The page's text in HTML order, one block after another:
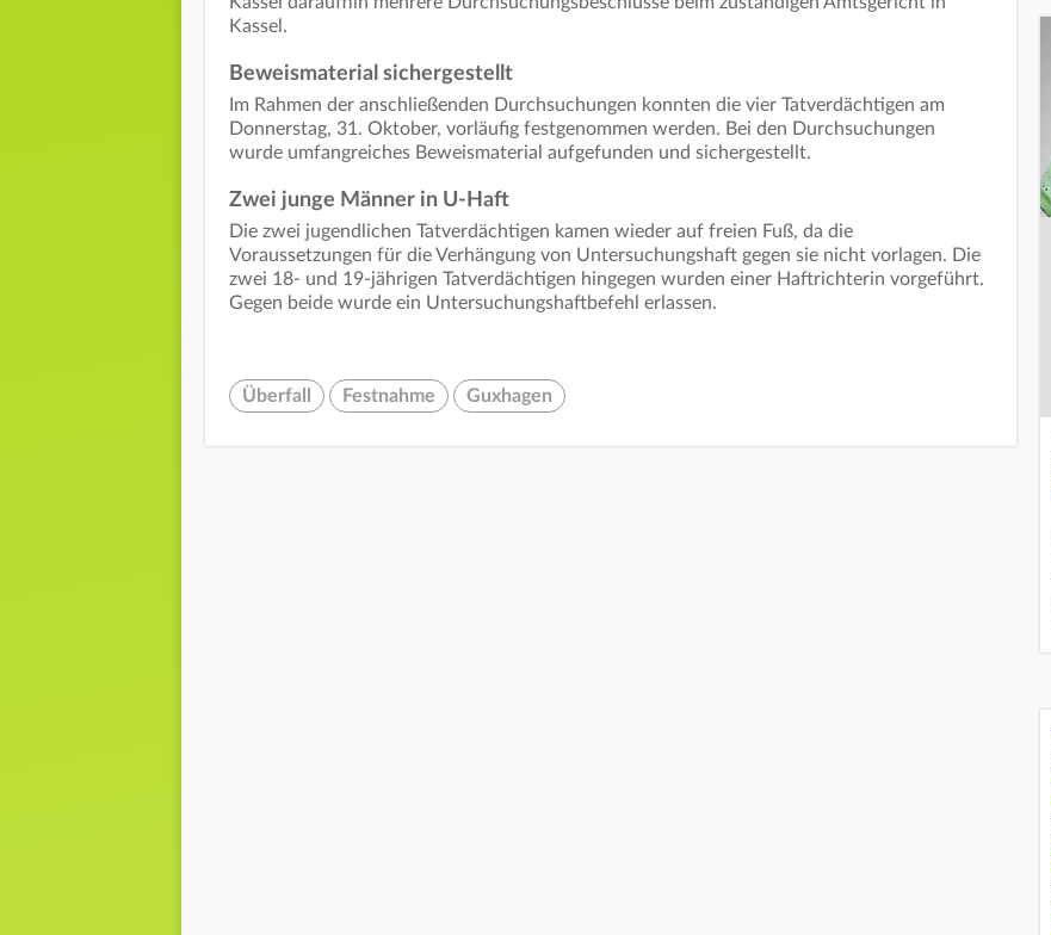
Kassel.
Beweismaterial sichergestellt
Im Rahmen der anschließenden Durchsuchungen konnten die vier Tatverdächtigen am
Donnerstag, 31. Oktober, vorläufig festgenommen werden. Bei den Durchsuchungen
wurde umfangreiches Beweismaterial aufgefunden und sichergestellt.
Zwei junge Männer in U-Haft
Die zwei jugendlichen Tatverdächtigen kamen wieder auf freien Fuß, da die
Voraussetzungen für die Verhängung von Untersuchungshaft gegen sie nicht vorlagen. Die
zwei 18- und 19-jährigen Tatverdächtigen hingegen wurden einer Haftrichterin vorgeführt.
Gegen beide wurde ein Untersuchungshaftbefehl erlassen.
Überfall Festnahme Guxhagen